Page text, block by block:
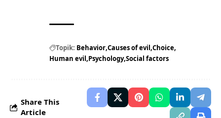
Topik: Behavior Causes of evil Choice
Human evil Psychology Social factors
Share This
Article